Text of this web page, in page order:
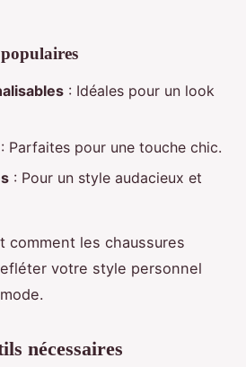
: Idéales pour un look
: Parfaites pour une touche chic.
: Pour un style audacieux et
comment les chaussures
votre style personnel
nécessaires